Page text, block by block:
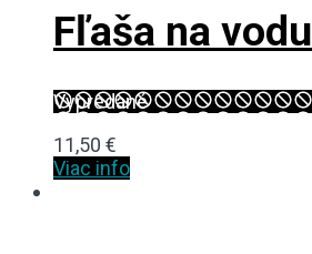
Fľaša na vodu
Vypredané
11,50 €
Viac info